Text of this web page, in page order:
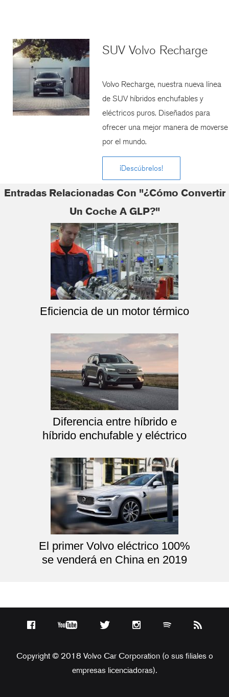
SUV Volvo Recharge
Volvo Recharge, nuestra nueva línea
de SUV híbridos enchufables y
eléctricos puros. Diseñados para
ofrecer una mejor manera de moverse
por el mundo.
¡Descúbrelos!
Entradas Relacionadas Con "¿Cómo Convertir
Un Coche A GLP?"
Eficiencia de un motor térmico
Diferencia entre híbrido e
híbrido enchufable y eléctrico
El primer Volvo eléctrico 100%
se venderá en China en 2019
Copyright © 2018 Volvo Car Corporation (o sus filiales o
empresas licenciadoras).